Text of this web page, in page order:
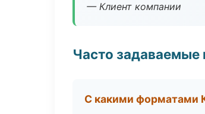
— Клиент компании
Часто задаваемые
С какими форматами